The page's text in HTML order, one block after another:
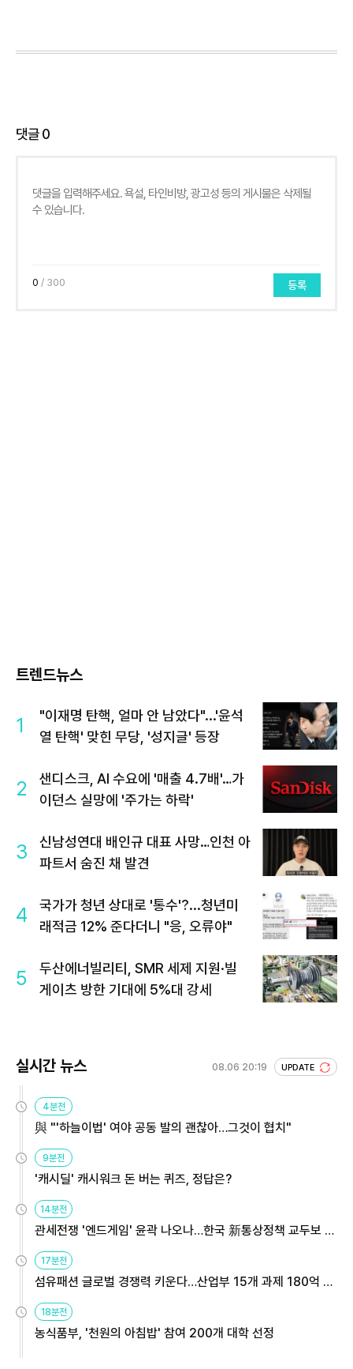
댓글0
0 / 300 등록
트렌드뉴스
1
"이재명 탄핵, 얼마 안 남았다"...'윤석
열 탄핵' 맞힌 무당, '성지글' 등장
2
샌디스크, AI 수요에 '매출 4.7배'…가
이던스 실망에 '주가는 하락'
3
신남성연대 배인규 대표 사망…인천 아
파트서 숨진 채 발견
4
국가가 청년 상대로 '통수'?...청년미
래적금 12% 준다더니 "응, 오류야"
5
두산에너빌리티, SMR 세제 지원·빌
게이츠 방한 기대에 5%대 강세
실시간 뉴스 08.06 20:19 UPDATE
4분전
與 "'하늘이법' 여야 공동 발의 괜찮아…그것이 협치"
9분전
'캐시딜' 캐시워크 돈 버는 퀴즈, 정답은?
14분전
관세전쟁 '엔드게임' 윤곽 나오나…한국 新통상정책 교두보 활
17분전
섬유패션 글로벌 경쟁력 키운다…산업부 15개 과제 180억 지
18분전
농식품부, '천원의 아침밥' 참여 200개 대학 선정